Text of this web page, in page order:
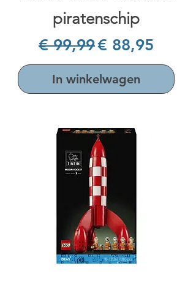
piratenschip
Normale prijs
€ 99,99Verkoopprijs
€ 88,95
In winkelwagen